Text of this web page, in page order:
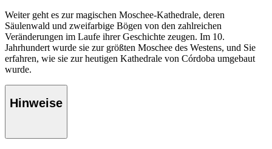
Weiter geht es zur magischen Moschee-Kathedrale, deren
Säulenwald und zweifarbige Bögen von den zahlreichen
Veränderungen im Laufe ihrer Geschichte zeugen. Im 10.
Jahrhundert wurde sie zur größten Moschee des Westens, und Sie
erfahren, wie sie zur heutigen Kathedrale von Córdoba umgebaut
wurde.
Hinweise